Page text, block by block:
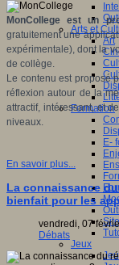
Arts et
Art
Formation
E-
Jeux
MonCollege est un
gratuitement une
expérimentale), dont la
de collège.
Le contenu est proposé
réflexion autour de la
attractif, intéressant, et
niveaux.
En savoir plus...
La connaissance
bienfait pour les
vendredi, 07
Débats